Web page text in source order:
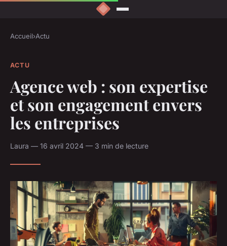
Accueil›Actu
ACTU
Agence web : son expertise
et son engagement envers
les entreprises
Laura — 16 avril 2024 — 3 min de lecture